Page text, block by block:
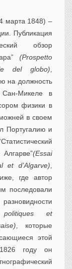
марта 1848) –
Публикация
обзор
(Prospetto
del globo)
на должность
Сан-Микеле в
физики в
в своем
Португалию и
(Essai
et d’Algarve)
где автор
последовали
politiques et
, которые
этой
году он